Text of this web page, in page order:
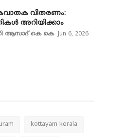
വിതരണം:
അറിയിക്കാം
ആസാദ് കെ കെ Jun 6, 2026
kottayam kerala